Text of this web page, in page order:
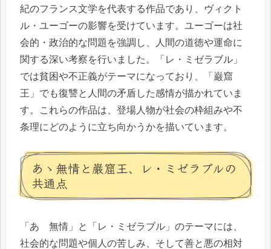
紀のフランス文学を代表する作品であり、ヴィクト
ル・ユーゴーの影響を受けています。ユーゴーは社
会的・政治的な問題を強調し、人間の道徳や運命に
関する深い考察を行いました。「レ・ミゼラブル」
では貧困や不正義がテーマになっており、「巌窟
王」でも復讐と人間の矛盾した感情が描かれていま
す。これらの作品は、登場人物が社会の枠組みや不
条理にどのように立ち向かうかを描いています。
あゝ無情と巌窟王、レ・ミゼラブルの
共通点
「あゝ無情」と「レ・ミゼラブル」のテーマには、
社会的な問題や個人の苦しみ、そして善と悪の相対